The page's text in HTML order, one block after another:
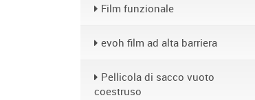
Film funzionale
evoh film ad alta barriera
Pellicola di sacco vuoto
coestruso